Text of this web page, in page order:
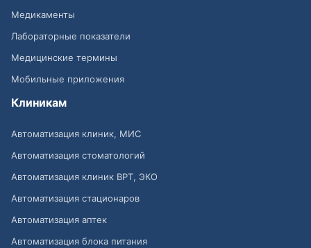
Медикаменты
Лабораторные показатели
Медицинские термины
Мобильные приложения
Клиникам
Автоматизация клиник, МИС
Автоматизация стоматологий
Автоматизация клиник ВРТ, ЭКО
Автоматизация стационаров
Автоматизация аптек
Автоматизация блока питания